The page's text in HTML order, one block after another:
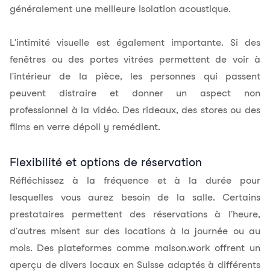
généralement une meilleure isolation acoustique.
L'intimité visuelle est également importante. Si des
fenêtres ou des portes vitrées permettent de voir à
l'intérieur de la pièce, les personnes qui passent
peuvent distraire et donner un aspect non
professionnel à la vidéo. Des rideaux, des stores ou des
films en verre dépoli y remédient.
Flexibilité et options de réservation
Réfléchissez à la fréquence et à la durée pour
lesquelles vous aurez besoin de la salle. Certains
prestataires permettent des réservations à l'heure,
d'autres misent sur des locations à la journée ou au
mois. Des plateformes comme maison.workoffrent un
aperçu de divers locaux en Suisse adaptés à différents